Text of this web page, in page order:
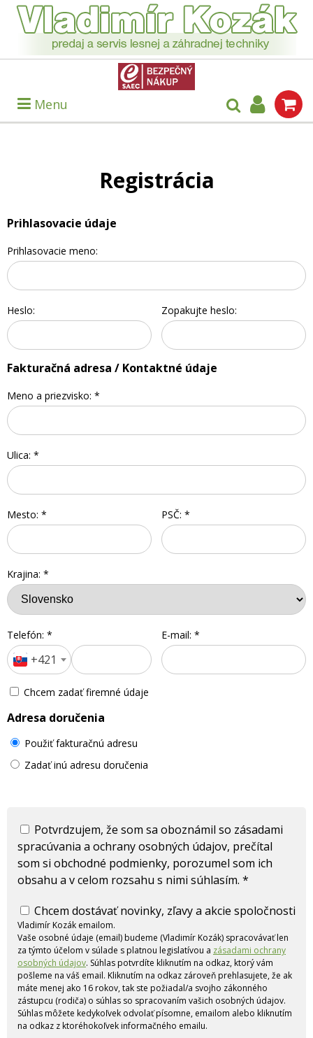
Menu
Registrácia
Prihlasovacie údaje
Prihlasovacie meno:
Heslo: Zopakujte heslo:
Fakturačná adresa / Kontaktné údaje
Meno a priezvisko: *
Ulica: *
Mesto: * PSČ: *
Krajina: *
Telefón: *
+421
E-mail: *
Chcem zadať firemné údaje
Adresa doručenia
Použiť fakturačnú adresu
Zadať inú adresu doručenia
Potvrdzujem, že som sa oboznámil so zásadami
spracúvania a ochrany osobných údajov, prečítal
som si obchodné podmienky, porozumel som ich
obsahu a v celom rozsahu s nimi súhlasím. *
Chcem dostávať novinky, zľavy a akcie spoločnosti
Vladimír Kozák emailom.
Vaše osobné údaje (email) budeme (Vladimír Kozák) spracovávať len
za týmto účelom v súlade s platnou legislatívou a zásadami ochrany
osobných údajov. Súhlas potvrdíte kliknutím na odkaz, ktorý vám
pošleme na váš email. Kliknutím na odkaz zároveň prehlasujete, že ak
máte menej ako 16 rokov, tak ste požiadal/a svojho zákonného
zástupcu (rodiča) o súhlas so spracovaním vašich osobných údajov.
Súhlas môžete kedykoľvek odvolať písomne, emailom alebo kliknutím
na odkaz z ktoréhokoľvek informačného emailu.